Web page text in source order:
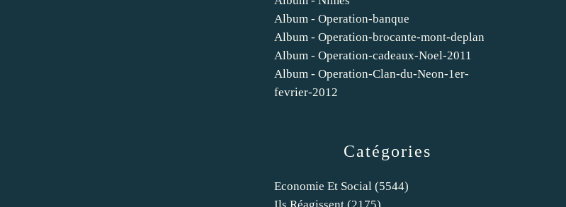
Catégories
Economie Et Social (5544)
Album - Operation-banque
Album - Operation-brocante-mont-deplan
Album - Operation-cadeaux-Noel-2011
Album - Operation-Clan-du-Neon-1er-
fevrier-2012